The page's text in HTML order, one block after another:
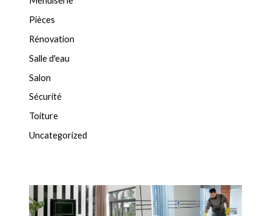
Pièces
Rénovation
Salle d'eau
Salon
Sécurité
Toiture
Uncategorized